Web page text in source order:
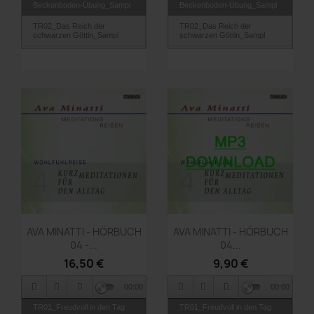
Beckenboden-Übung_Sampl
TR02_Das Reich der
schwarzen Göttin_Sampl
Beckenboden-Übung_Sampl
TR02_Das Reich der
schwarzen Göttin_Sampl
Vorschau
AVA MINATTI - HÖRBUCH
04 -...
16,50 €
TR01_Freudvoll in den Tag
00:00
Vorschau
AVA MINATTI - HÖRBUCH
04...
9,90 €
TR01_Freudvoll in den Tag
00:00